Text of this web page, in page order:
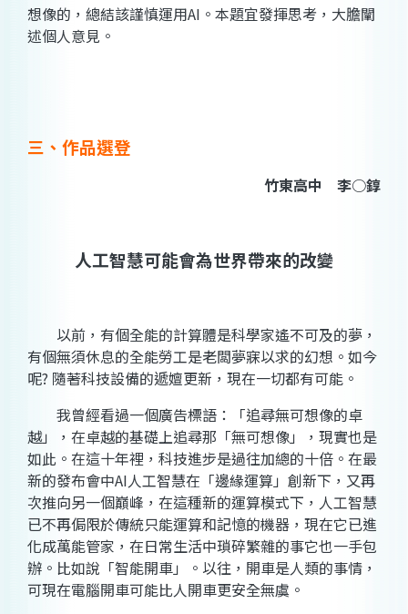
想像的，總結該謹慎運用AI。本題宜發揮思考，大膽闡
述個人意見。
三、作品選登
竹東高中 李○錞
人工智慧可能會為世界帶來的改變
以前，有個全能的計算體是科學家遙不可及的夢，
有個無須休息的全能勞工是老闆夢寐以求的幻想。如今
呢? 隨著科技設備的遞嬗更新，現在一切都有可能。
我曾經看過一個廣告標語：「追尋無可想像的卓
越」，在卓越的基礎上追尋那「無可想像」，現實也是
如此。在這十年裡，科技進步是過往加總的十倍。在最
新的發布會中AI人工智慧在「邊緣運算」創新下，又再
次推向另一個巔峰，在這種新的運算模式下，人工智慧
已不再侷限於傳統只能運算和記憶的機器，現在它已進
化成萬能管家，在日常生活中瑣碎繁雜的事它也一手包
辦。比如說「智能開車」。以往，開車是人類的事情，
可現在電腦開車可能比人開車更安全無虞。